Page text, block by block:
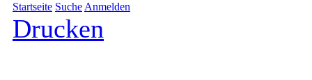
Startseite Suche Anmelden
Drucken